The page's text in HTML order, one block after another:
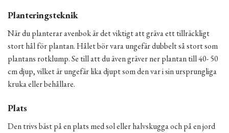
Planteringsteknik
När du planterar avenbok är det viktigt att gräva ett tillräckligt
stort hål för plantan. Hålet bör vara ungefär dubbelt så stort som
plantans rotklump. Se till att du även gräver ner plantan till 40- 50
cm djup, vilket är ungefär lika djupt som den var i sin ursprungliga
kruka eller behållare.
Plats
Den trivs bäst på en plats med sol eller halvskugga och på en jord